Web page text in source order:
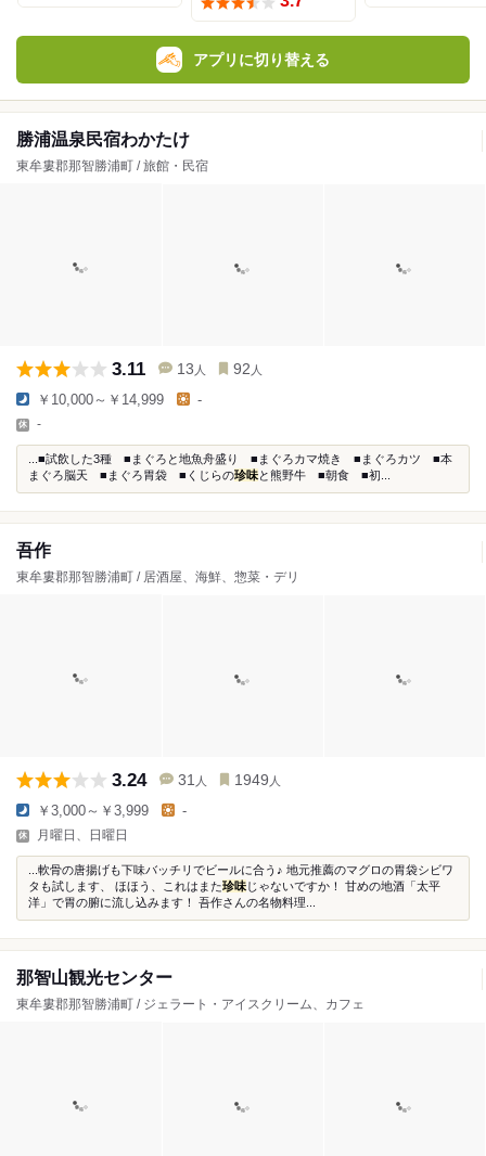
アプリに切り替える
勝浦温泉民宿わかたけ
東牟婁郡那智勝浦町 / 旅館・民宿
3.11 13 人 92 人
￥10,000～￥14,999 -
-
...■試飲した3種 ■まぐろと地魚舟盛り ■まぐろカマ焼き ■まぐろカツ ■本
まぐろ脳天 ■まぐろ胃袋 ■くじらの珍味と熊野牛 ■朝食 ■初...
吾作
東牟婁郡那智勝浦町 / 居酒屋、海鮮、惣菜・デリ
3.24 31 人 1949 人
￥3,000～￥3,999 -
月曜日、日曜日
...軟骨の唐揚げも下味バッチリでビールに合う♪ 地元推薦のマグロの胃袋シビワ
タも試します、 ほほう、これはまた珍味じゃないですか！ 甘めの地酒「太平
洋」で胃の腑に流し込みます！ 吾作さんの名物料理...
那智山観光センター
東牟婁郡那智勝浦町 / ジェラート・アイスクリーム、カフェ